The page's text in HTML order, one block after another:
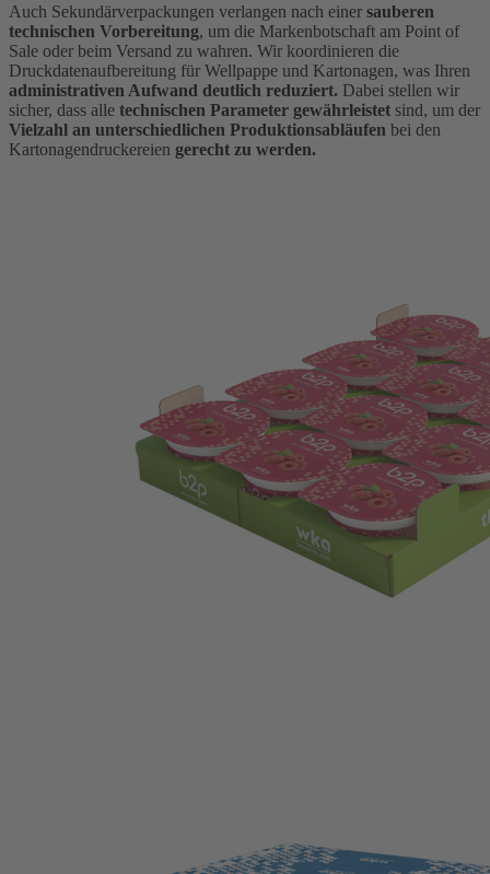
Auch Sekundärverpackungen verlangen nach einer sauberen
technischen Vorbereitung, um die Markenbotschaft am Point of
Sale oder beim Versand zu wahren. Wir koordinieren die
Druckdatenaufbereitung für Wellpappe und Kartonagen, was Ihren
administrativen Aufwand deutlich reduziert. Dabei stellen wir
sicher, dass alle technischen Parameter gewährleistet sind, um der
Vielzahl an unterschiedlichen Produktionsabläufen bei den
Kartonagendruckereien gerecht zu werden.